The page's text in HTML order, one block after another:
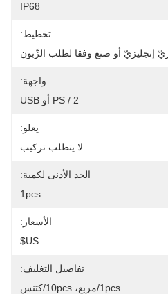
IP68
تخطيط:
إنجليزيّ أو صنع وفقا لطلب الزّبون
واجهة:
PS / 2 أو USB
يعلو:
لا يتطلب تركيب
الحد الأدنى لكمية:
1pcs
الأسعار:
US$
تفاصيل التغليف:
1pcs/مربع، 10pcs/كتنس